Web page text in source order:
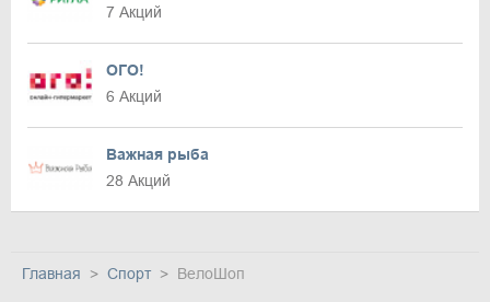
7 Акций
ОГО!
6 Акций
Важная рыба
28 Акций
Главная Спорт ВелоШоп